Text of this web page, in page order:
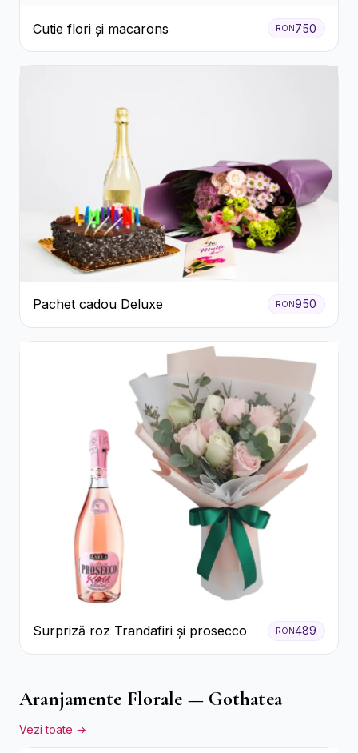
Cutie flori și macarons RON 750
Pachet cadou Deluxe RON950
Surpriză roz Trandafiri și prosecco RON489
Aranjamente Florale — Gothatea
Vezi toate →